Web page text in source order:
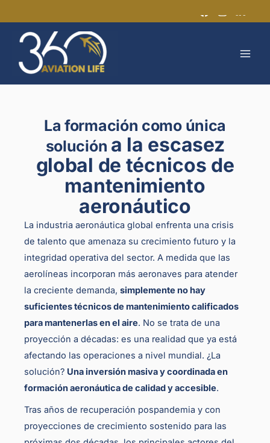
al
contenido
La formación como única
solución a la escasez
global de técnicos de
mantenimiento
aeronáutico
La industria aeronáutica global enfrenta una crisis
de talento que amenaza su crecimiento futuro y la
integridad operativa del sector. A medida que las
aerolíneas incorporan más aeronaves para atender
la creciente demanda, simplemente no hay
suficientes técnicos de mantenimiento calificados
para mantenerlas en el aire. No se trata de una
proyección a décadas: es una realidad que ya está
afectando las operaciones a nivel mundial. ¿La
solución? Una inversión masiva y coordinada en
formación aeronáutica de calidad y accesible.
Tras años de recuperación pospandemia y con
proyecciones de crecimiento sostenido para las